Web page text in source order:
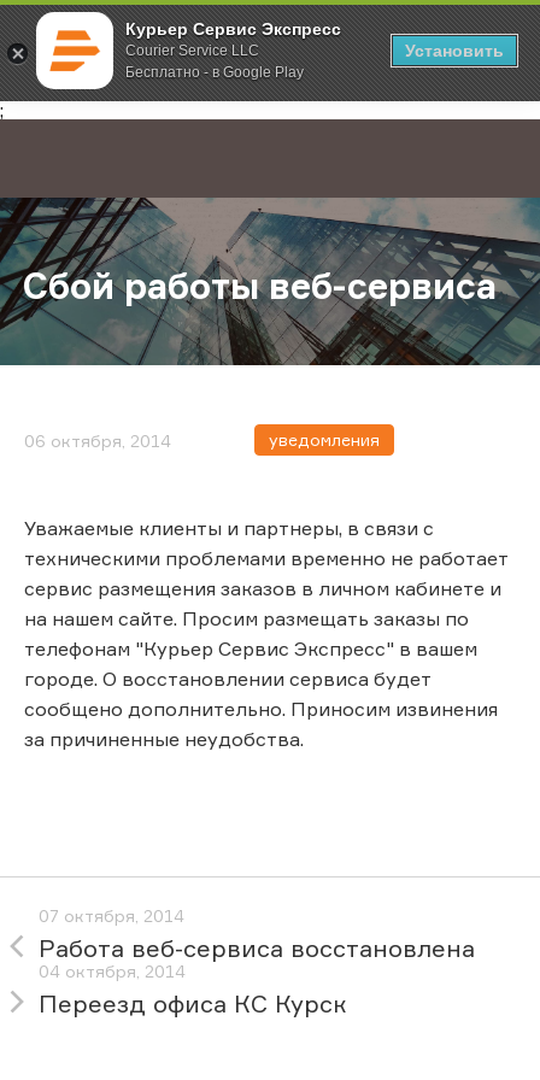
Курьер Сервис Экспресс
Courier Service LLC
Бесплатно - в Google Play
Установить
;
Главная О компании Новости Сбой работы веб-сервиса
Сбой работы веб-сервиса
06 октября, 2014 уведомления
Уважаемые клиенты и партнеры, в связи с
техническими проблемами временно не работает
сервис размещения заказов в личном кабинете и
на нашем сайте. Просим размещать заказы по
телефонам "Курьер Сервис Экспресс" в вашем
городе. О восстановлении сервиса будет
сообщено дополнительно. Приносим извинения
за причиненные неудобства.
07 октября, 2014
Работа веб-сервиса восстановлена
04 октября, 2014
Переезд офиса КС Курск